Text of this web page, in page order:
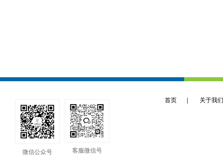
首页 关于我们
微信公众号 客服微信号